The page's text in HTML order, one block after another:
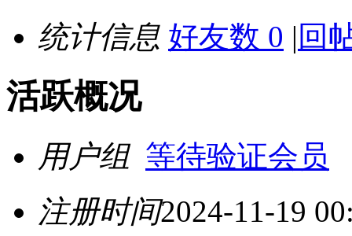
统计信息 好友数 0 | 回
活跃概况
用户组 等待验证会员
注册时间2024-11-19